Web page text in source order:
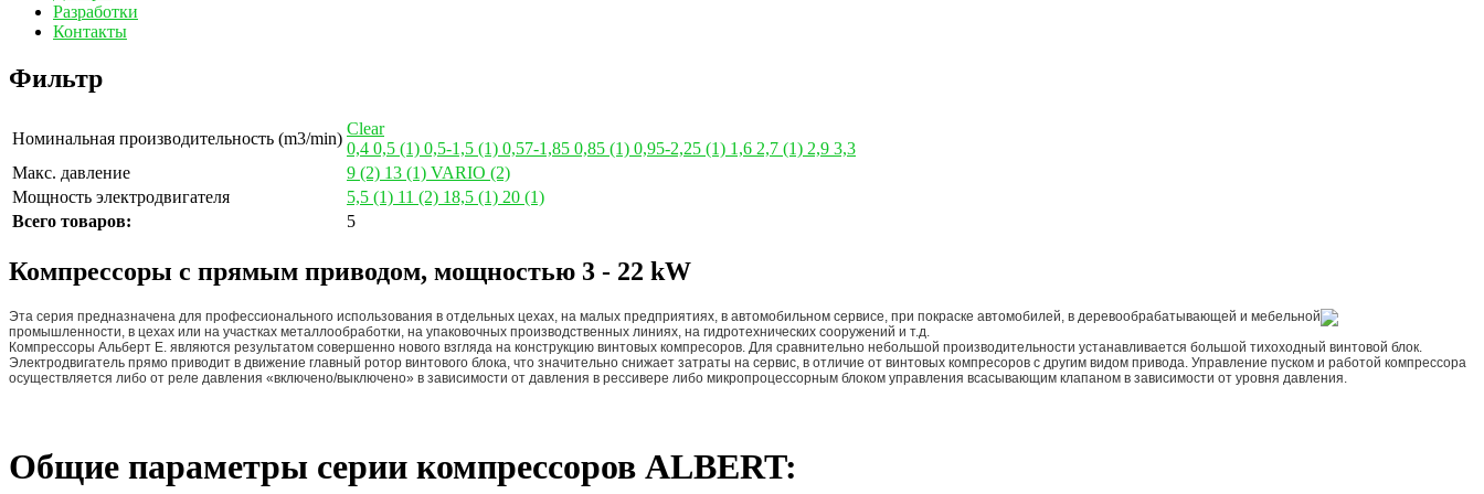
Разработки
Контакты
Фильтр
Номинальная производительность (m3/min)
Clear
0,4 0,5 (1) 0,5-1,5 (1) 0,57-1,85 0,85 (1) 0,95-2,25 (1) 1,6 2,7 (1) 2,9 3,3
Макс. давление
9 (2) 13 (1) VARIO (2)
Мощность электродвигателя
5,5 (1) 11 (2) 18,5 (1) 20 (1)
Всего товаров:
5
Компрессоры с прямым приводом, мощностью 3 - 22 kW
Эта серия предназначена для профессионального использования в отдельных цехах, на малых предприятиях, в автомобильном сервисе, при покраске автомобилей, в деревообрабатывающей и мебельной
промышленности, в цехах или на участках металлообработки, на упаковочных производственных линиях, на гидротехнических сооружений и т.д.
Компрессоры Альберт E. являются результатом совершенно нового взгляда на конструкцию винтовых компресоров. Для сравнительно небольшой производительности устанавливается большой тихоходный винтовой блок.
Электродвигатель прямо приводит в движение главный ротор винтового блока, что значительно снижает затраты на сервис, в отличие от винтовых компресоров с другим видом привода. Управление пуском и работой компрессора
осуществляется либо от реле давления «включено/выключено» в зависимости от давления в рессивере либо микропроцессорным блоком управления всасывающим клапаном в зависимости от уровня давления.
Общие параметры серии компрессоров ALBERT: